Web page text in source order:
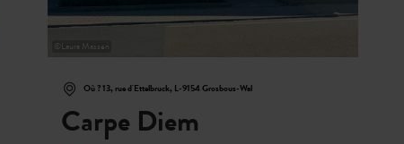
©Laura Massen
Où ? 13, rue d'Ettelbruck, L-9154 Grosbous-Wal
Carpe Diem